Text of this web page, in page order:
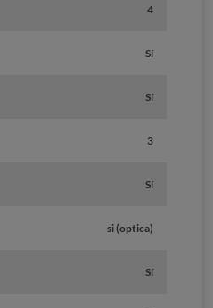
4
Sí
Sí
3
Sí
si (optica)
Sí